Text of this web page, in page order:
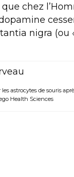
chez
nigra (ou
astrocytes de souris
Health Sciences